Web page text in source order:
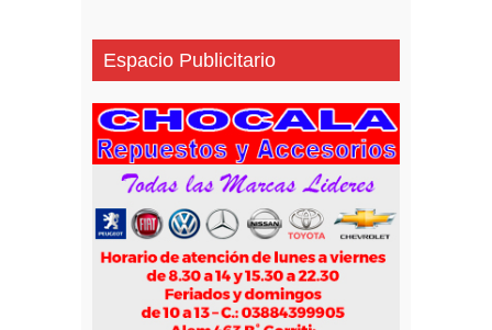
Espacio Publicitario